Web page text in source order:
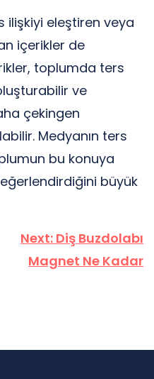
ilişkiyi eleştiren veya
içerikler de
toplumda ters
ve
çekingen
Medyanın ters
bu konuya
büyük
Next: Diş Buzdolabı
Magnet Ne Kadar